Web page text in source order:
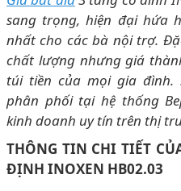
sang trọng, hiện đại hứa
nhất cho các bà nội trợ.
chất lượng nhưng giá
túi tiền của mọi gia đình.
phân phối tại hệ thống
kinh doanh uy tín trên thị
THÔNG TIN CHI TIẾT
ĐỊNH INOXEN HB02.03